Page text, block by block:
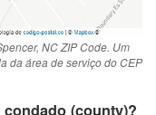
NC ZIP Code. Um
da área de serviço do CEP
(county)?